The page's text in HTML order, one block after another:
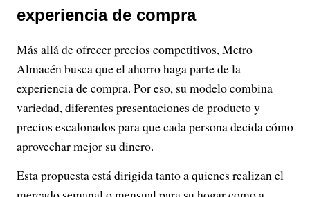
experiencia de compra
Más allá de ofrecer precios competitivos, Metro
Almacén busca que el ahorro haga parte de la
experiencia de compra. Por eso, su modelo combina
variedad, diferentes presentaciones de producto y
precios escalonados para que cada persona decida cómo
aprovechar mejor su dinero.
Esta propuesta está dirigida tanto a quienes realizan el